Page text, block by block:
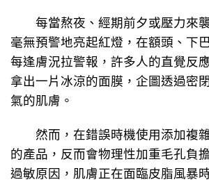
每當熬夜、經期前夕或壓力來
毫無預警地亮起紅燈，在額頭、下
每逢膚況拉警報，許多人的直覺反
拿出一片冰涼的面膜，企圖透過密
氣的肌膚。
然而，在錯誤時機使用添加複雜
的產品，反而會物理性加重毛孔負
過敏原因，肌膚正在面臨皮脂風暴